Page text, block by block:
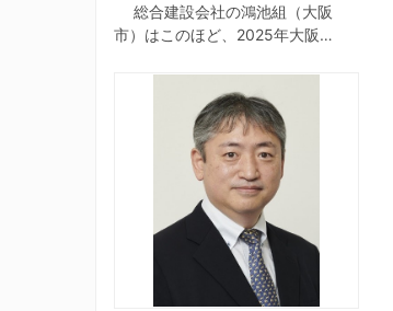
総合建設会社の鴻池組（大阪
市）はこのほど、2025年大阪…